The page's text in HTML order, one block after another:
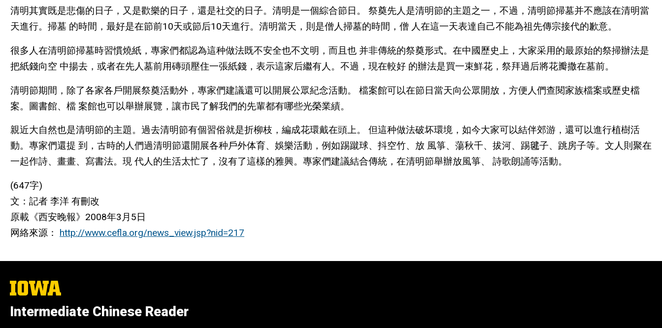
清明其實既是悲傷的日子，又是歡樂的日子，還是社交的日子。清明是一個綜合節日。 祭奠先人是清明節的主題之一，不過，清明節掃墓并不應該在清明當
天進行。掃墓 的時間，最好是在節前10天或節后10天進行。清明當天，則是僧人掃墓的時間，僧 人在這一天表達自己不能為祖先傳宗接代的歉意。
很多人在清明節掃墓時習慣燒紙，專家們都認為這种做法既不安全也不文明，而且也 并非傳統的祭奠形式。在中國歷史上，大家采用的最原始的祭掃辦法是
把紙錢向空 中揚去，或者在先人墓前用磚頭壓住一張紙錢，表示這家后繼有人。不過，現在較好 的辦法是買一束鮮花，祭拜過后將花瓣撒在墓前。
清明節期間，除了各家各戶開展祭奠活動外，專家們建議還可以開展公眾紀念活動。 檔案館可以在節日當天向公眾開放，方便人們查閱家族檔案或歷史檔
案。圖書館、檔 案館也可以舉辦展覽，讓市民了解我們的先輩都有哪些光榮業績。
親近大自然也是清明節的主題。過去清明節有個習俗就是折柳枝，編成花環戴在頭上。 但這种做法破坏環境，如今大家可以結伴郊游，還可以進行植樹活
動。專家們還提 到，古時的人們過清明節還開展各种戶外体育、娛樂活動，例如踢蹴球、抖空竹、放 風箏、蕩秋千、拔河、踢毽子、跳房子等。文人則聚在
一起作詩、畫畫、寫書法。現 代人的生活太忙了，沒有了這樣的雅興。專家們建議結合傳統，在清明節舉辦放風箏、 詩歌朗誦等活動。
(647字)
文：記者 李洋 有刪改
原載《西安晚報》2008年3月5日
网絡來源： http://www.cefla.org/news_view.jsp?nid=217
The
University
Iowa
Intermediate Chinese Reader